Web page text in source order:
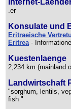
Internet-
.er
Konsulate und
Eritraeische
Eritrea-
Kuestenlaenge
2,234 km (mainland
Landwirtschaft
"sorghum, lentils,
fish "